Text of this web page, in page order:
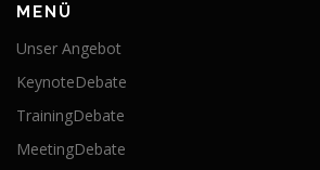
MENÜ
Unser Angebot
KeynoteDebate
TrainingDebate
MeetingDebate